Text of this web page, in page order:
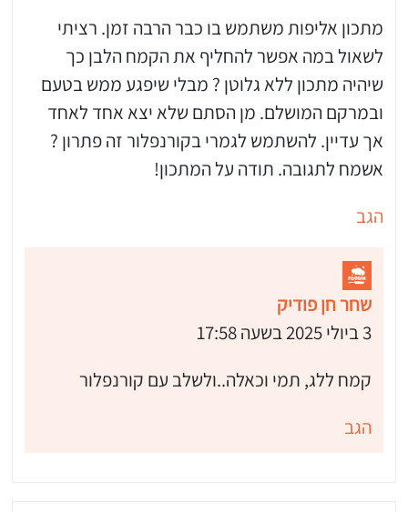
מתכון אליפות משתמש בו כבר הרבה זמן. רציתי
לשאול במה אפשר להחליף את הקמח הלבן כך
שיהיה מתכון ללא גלוטן ? מבלי שיפגע ממש בטעם
ובמרקם המושלם. מן הסתם שלא יצא אחד לאחד
אך עדיין. להשתמש לגמרי בקורנפלור זה פתרון ?
אשמח לתגובה. תודה על המתכון!
הגב
שחר חן פודיק
3 ביולי 2025 בשעה 17:58
קמח ללג, תמי וכאלה..ולשלב עם קורנפלור
הגב